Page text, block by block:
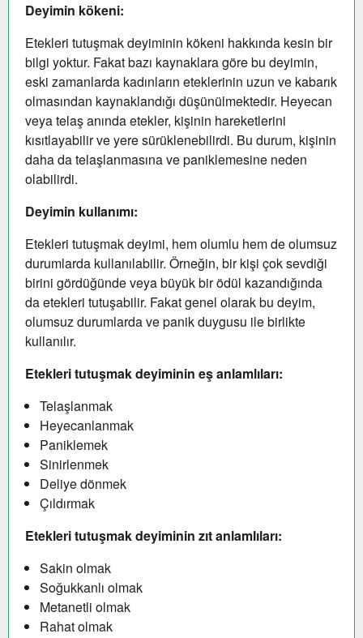
Deyimin kökeni:
Etekleri tutuşmak deyiminin kökeni hakkında kesin bir
bilgi yoktur. Fakat bazı kaynaklara göre bu deyimin,
eski zamanlarda kadınların eteklerinin uzun ve kabarık
olmasından kaynaklandığı düşünülmektedir. Heyecan
veya telaş anında etekler, kişinin hareketlerini
kısıtlayabilir ve yere sürüklenebilirdi. Bu durum, kişinin
daha da telaşlanmasına ve paniklemesine neden
olabilirdi.
Deyimin kullanımı:
Etekleri tutuşmak deyimi, hem olumlu hem de olumsuz
durumlarda kullanılabilir. Örneğin, bir kişi çok sevdiği
birini gördüğünde veya büyük bir ödül kazandığında
da etekleri tutuşabilir. Fakat genel olarak bu deyim,
olumsuz durumlarda ve panik duygusu ile birlikte
kullanılır.
Etekleri tutuşmak deyiminin eş anlamlıları:
Telaşlanmak
Heyecanlanmak
Paniklemek
Sinirlenmek
Deliye dönmek
Çıldırmak
Etekleri tutuşmak deyiminin zıt anlamlıları:
Sakin olmak
Soğukkanlı olmak
Metanetli olmak
Rahat olmak